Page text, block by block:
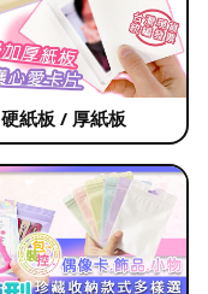
硬紙板 / 厚紙板